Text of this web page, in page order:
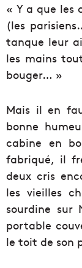
« Y a que les
(les
tanque leur
les mains
bouger… »
Mais il en
bonne
cabine en
fabriqué, il
deux cris
les vieilles
sourdine sur
portable
le toit de son